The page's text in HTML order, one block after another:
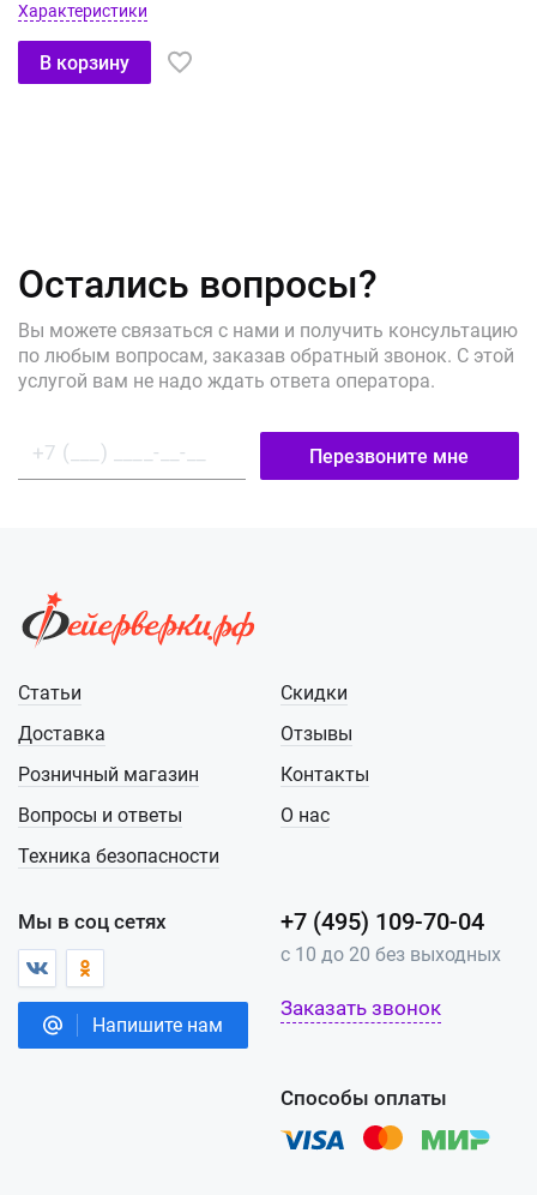
Характеристики
В корзину
Остались вопросы?
Вы можете связаться с нами и получить консультацию
по любым вопросам, заказав обратный звонок. С этой
услугой вам не надо ждать ответа оператора.
Перезвоните мне
Статьи
Доставка
Розничный магазин
Вопросы и ответы
Техника безопасности
Скидки
Отзывы
Контакты
О нас
Мы в соц сетях
Напишите нам
+7 (495) 109-70-04
с 10 до 20 без выходных
Заказать звонок
Способы оплаты